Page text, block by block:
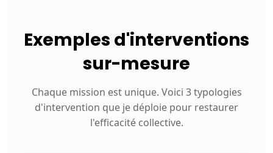
Exemples d'interventions
sur-mesure
Chaque mission est unique. Voici 3 typologies
d'intervention que je déploie pour restaurer
l'efficacité collective.